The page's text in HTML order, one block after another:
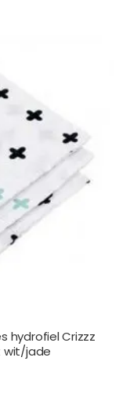
hydrofiel Crizzz
wit/jade